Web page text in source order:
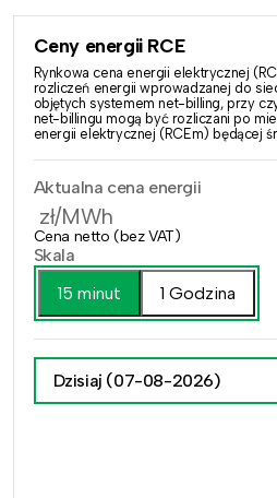
Ceny energii RCE
Rynkowa cena energii elektrycznej
rozliczeń energii wprowadzanej do
objętych systemem net-billing, przy
net-billingu mogą być rozliczani po
energii elektrycznej (RCEm) będącej
Aktualna cena energii
zł/MWh
Cena netto (bez VAT)
Skala
15 minut
1 Godzina
Dzisiaj (07-08-2026)